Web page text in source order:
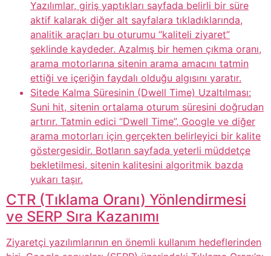
Yazılımlar, giriş yaptıkları sayfada belirli bir süre
aktif kalarak diğer alt sayfalara tıkladıklarında,
analitik araçları bu oturumu “kaliteli ziyaret”
şeklinde kaydeder. Azalmış bir hemen çıkma oranı,
arama motorlarına sitenin arama amacını tatmin
ettiği ve içeriğin faydalı olduğu algısını yaratır.
Sitede Kalma Süresinin (Dwell Time) Uzaltılması:
Suni hit, sitenin ortalama oturum süresini doğrudan
artırır. Tatmin edici “Dwell Time”, Google ve diğer
arama motorları için gerçekten belirleyici bir kalite
göstergesidir. Botların sayfada yeterli müddetçe
bekletilmesi, sitenin kalitesini algoritmik bazda
yukarı taşır.
CTR (Tıklama Oranı) Yönlendirmesi
ve SERP Sıra Kazanımı
Ziyaretçi yazılımlarının en önemli kullanım hedeflerinden